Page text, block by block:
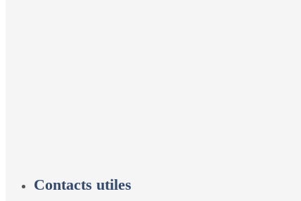
Contacts utiles